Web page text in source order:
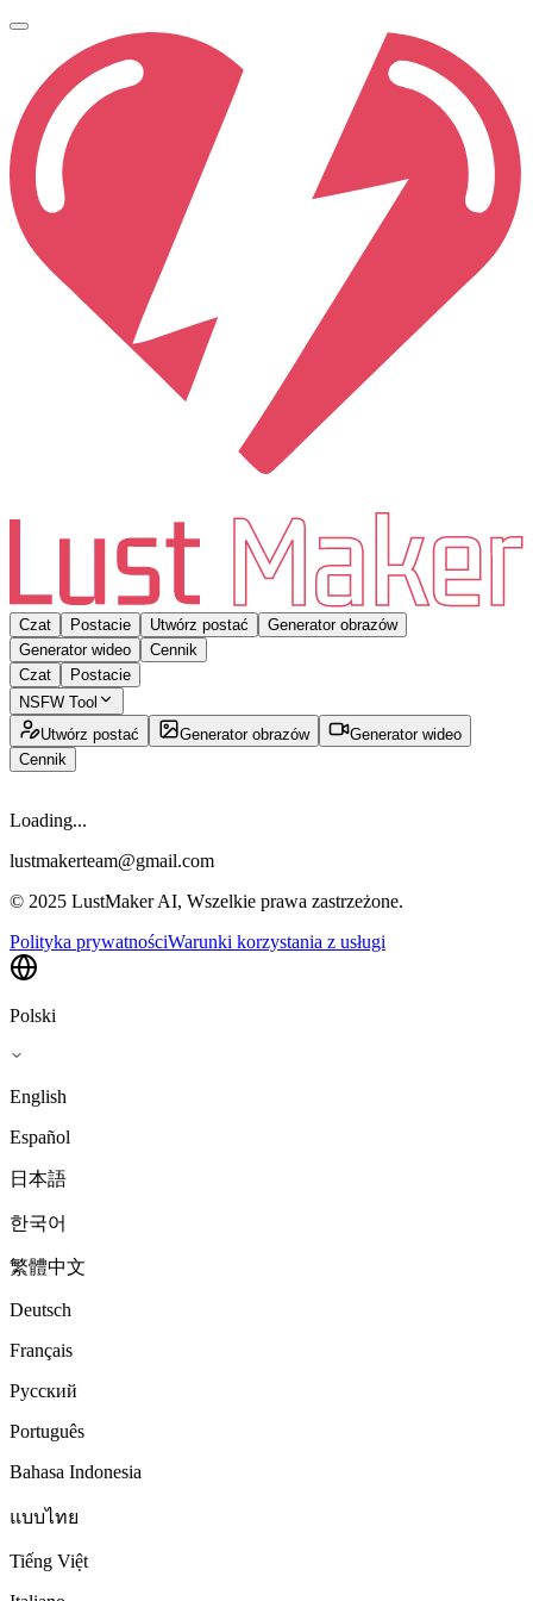
Czat Postacie Utwórz postać
Generator obrazów
Generator wideo
Cennik
Czat
Postacie
NSFW Tool
Utwórz postać
Generator obrazów
Generator wideo
Cennik
Loading...
lustmakerteam@gmail.com
© 2025 LustMaker AI, Wszelkie prawa zastrzeżone.
Polityka prywatnościWarunki korzystania z usługi
Polski
English
Español
日本語
한국어
繁體中文
Deutsch
Français
Русский
Português
Bahasa Indonesia
แบบไทย
Tiếng Việt